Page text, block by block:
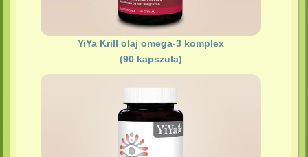
YiYa Krill olaj omega-3 komplex
(90 kapszula)